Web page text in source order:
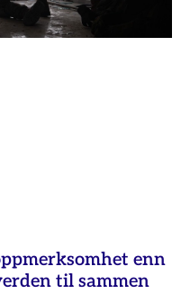
enn
til sammen